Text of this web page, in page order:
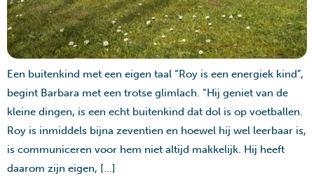
Een buitenkind met een eigen taal “Roy is een energiek kind”,
begint Barbara met een trotse glimlach. “Hij geniet van de
kleine dingen, is een echt buitenkind dat dol is op voetballen.
Roy is inmiddels bijna zeventien en hoewel hij wel leerbaar is,
is communiceren voor hem niet altijd makkelijk. Hij heeft
daarom zijn eigen, […]